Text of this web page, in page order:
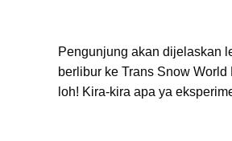
Pengunjung akan dijelaskan
berlibur ke Trans Snow
loh! Kira-kira apa ya